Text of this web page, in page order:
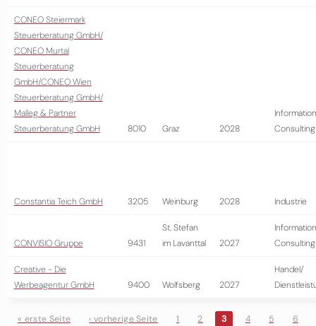
CONEO Steiermark
Steuerberatung GmbH/
CONEO Murtal
Steuerberatung
GmbH/CONEO Wien
Steuerberatung GmbH/
Malleg & Partner
Steuerberatung GmbH
8010 Graz 2028
Consulting
Constantia Teich GmbH 3205 Weinburg 2028 Industrie
CONVISIO Gruppe 9431
St. Stefan
im Lavanttal
2027
Consulting
Creative - Die
Werbeagentur GmbH
9400 Wolfsberg 2027
Handel/
« erste Seite ‹ vorherige Seite 1 2 3 4 5
6